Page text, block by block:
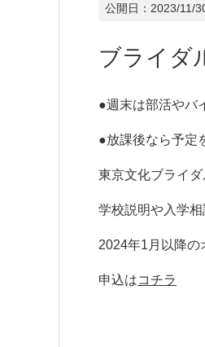
公開日： 2023/11/
ブライダ
●週末は部活やバ
●放課後なら予定
東京文化ブライ
学校説明や入学
2024年1月以降の
申込はコチラ